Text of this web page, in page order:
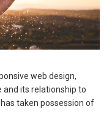
web design,
and its relationship to
taken possession of